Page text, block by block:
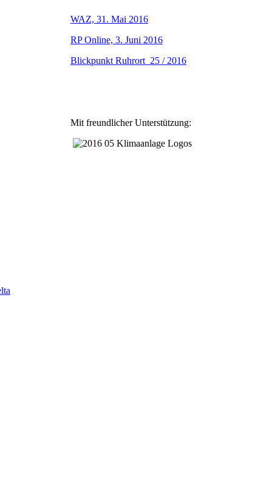
WAZ, 31. Mai 2016
RP Online, 3. Juni 2016
Blickpunkt Ruhrort 25 / 2016
Mit freundlicher Unterstützung: